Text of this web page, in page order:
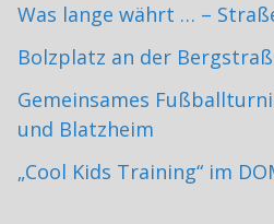
Was lange währt … –
Bolzplatz an der
Gemeinsames
und Blatzheim
„Cool Kids Training“ im